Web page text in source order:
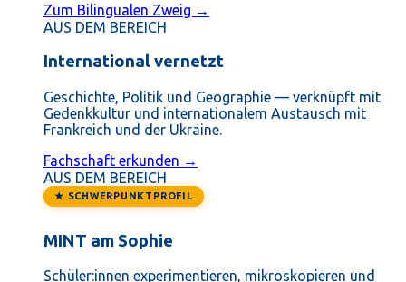
Zum Bilingualen Zweig →
AUS DEM BEREICH
International vernetzt
Geschichte, Politik und Geographie — verknüpft mit
Gedenkkultur und internationalem Austausch mit
Frankreich und der Ukraine.
Fachschaft erkunden →
AUS DEM BEREICH
★ SCHWERPUNKTPROFIL
MINT am Sophie
Schüler:innen experimentieren, mikroskopieren und